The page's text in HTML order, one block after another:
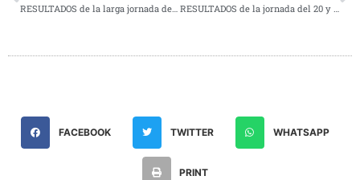
FACEBOOK TWITTER WHATSAPP
PRINT